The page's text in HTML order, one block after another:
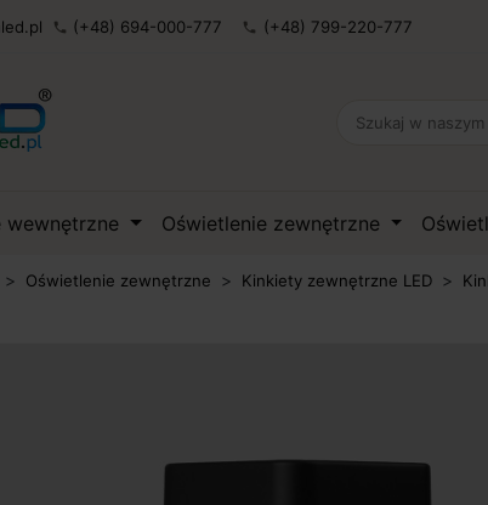
phone (+48) 694-000-777 phone (+48) 799-220-777
wewnętrzne Oświetlenie zewnętrzne
Oświetlenie zewnętrzne Kinkiety zewnętrzne LED